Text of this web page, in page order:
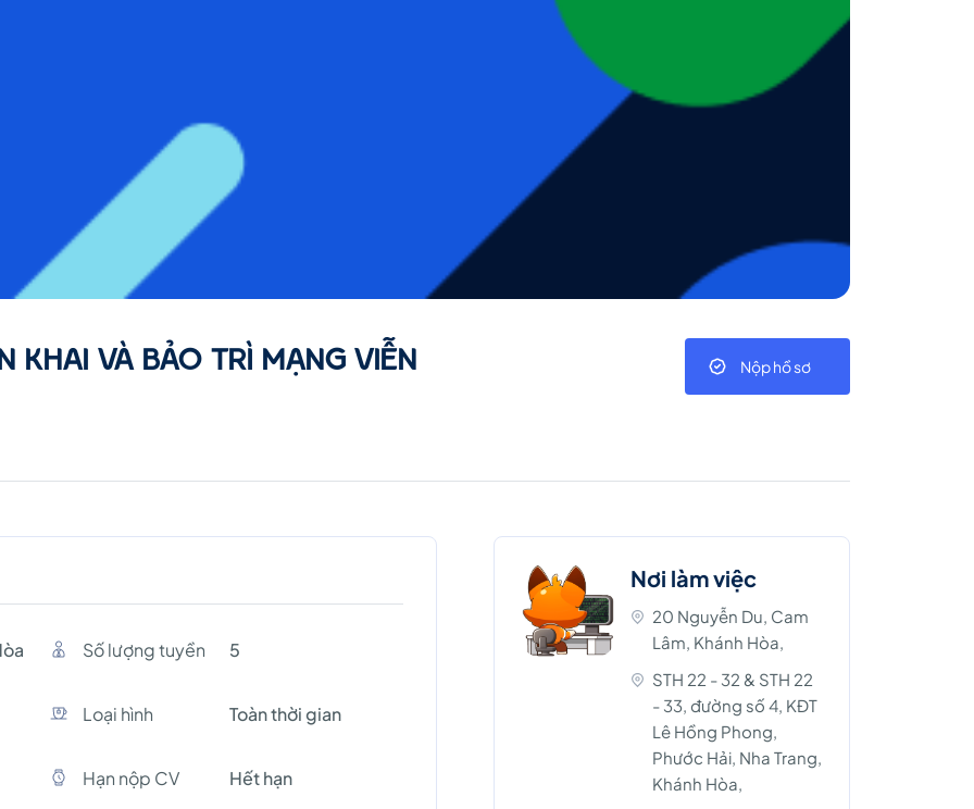
KHAI VÀ BẢO TRÌ MẠNG VIỄN
Nộp hồ sơ
Số lượng tuyền 5
Loại hình Toàn thời gian
Hạn nộp CV Hết hạn
Nơi làm việc
20 Nguyễn Du, Cam
Lâm, Khánh Hòa,
STH 22 - 32 & STH 22
- 33, đường số 4, KĐT
Lê Hồng Phong,
Phước Hải, Nha Trang,
Khánh Hòa,